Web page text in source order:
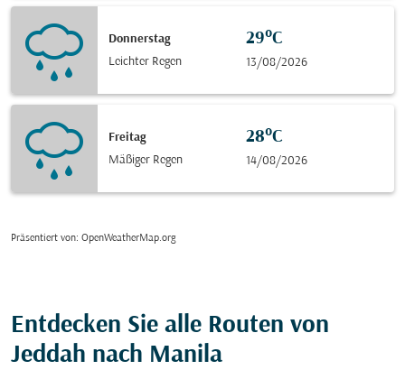
Donnerstag
Leichter Regen
29°C
13/08/2026
Freitag
Mäßiger Regen
28°C
14/08/2026
Präsentiert von: OpenWeatherMap.org
Entdecken Sie alle Routen von
Jeddah nach Manila